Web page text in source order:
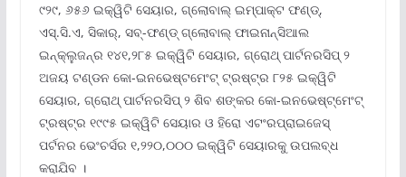
୯୨୯, ୬୫୬ ଇକ୍ୱିଟି ସେୟାର, ଗ୍ଲୋବାଲ୍ ଇମ୍ପାକ୍ଟ ଫଣ୍ଡ୍‌,
ଏସ୍‌.ସି.ଏ, ସିକାର୍‌, ସବ୍‌-ଫଣ୍ଡ୍ ଗ୍ଲୋବାଲ୍ ଫାଇନାନ୍ସିଆଲ
ଇନ୍‌କ୍ଲୁଜନ୍‌ର ୧୪୧,୨୮୫ ଇକ୍ୱିଟି ସେୟାର, ଗ୍ରୋଥ୍ ପାର୍ଟନରସିପ୍ ୨
ଅଜୟ ଟଣ୍ଡନ କୋ-ଇନଭେଷ୍ଟମେଂଟ୍ ଟ୍ରଷ୍ଟ୍‌ର ୮୨୫ ଇକ୍ୱିଟି
ସେୟାର, ଗ୍ରୋଥ୍ ପାର୍ଟନରସିପ୍ ୨ ଶିବ ଶଙ୍କର କୋ-ଇନଭେଷ୍ଟ୍‌ମେଂଟ୍
ଟ୍ରଷ୍ଟ୍‌ର ୧୯୯୫ ଇକ୍ୱିଟି ସେୟାର ଓ ହିରୋ ଏଟଂରପ୍ରାଇଜେସ୍
ପର୍ଟନର ଭେଂଚର୍ସର ୧,୨୨୦,୦୦୦ ଇକ୍ୱିଟି ସେୟାରକୁ ଉପଲବ୍ଧ
କରାଯିବ ।